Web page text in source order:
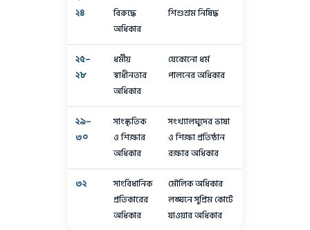
২৪
বিরুদ্ধে
অধিকার
শিশুশ্রম নিষিদ্ধ
২৫–
২৮
ধর্মীয়
স্বাধীনতার
অধিকার
যেকোনো ধর্ম
পালনের অধিকার
২৯–
৩০
সাংস্কৃতিক
ও শিক্ষার
অধিকার
সংখ্যালঘুদের ভাষা
ও শিক্ষা প্রতিষ্ঠান
রক্ষার অধিকার
৩২
সাংবিধানিক
প্রতিকারের
অধিকার
মৌলিক অধিকার
লঙ্ঘনে সুপ্রিম কোর্টে
যাওয়ার অধিকার